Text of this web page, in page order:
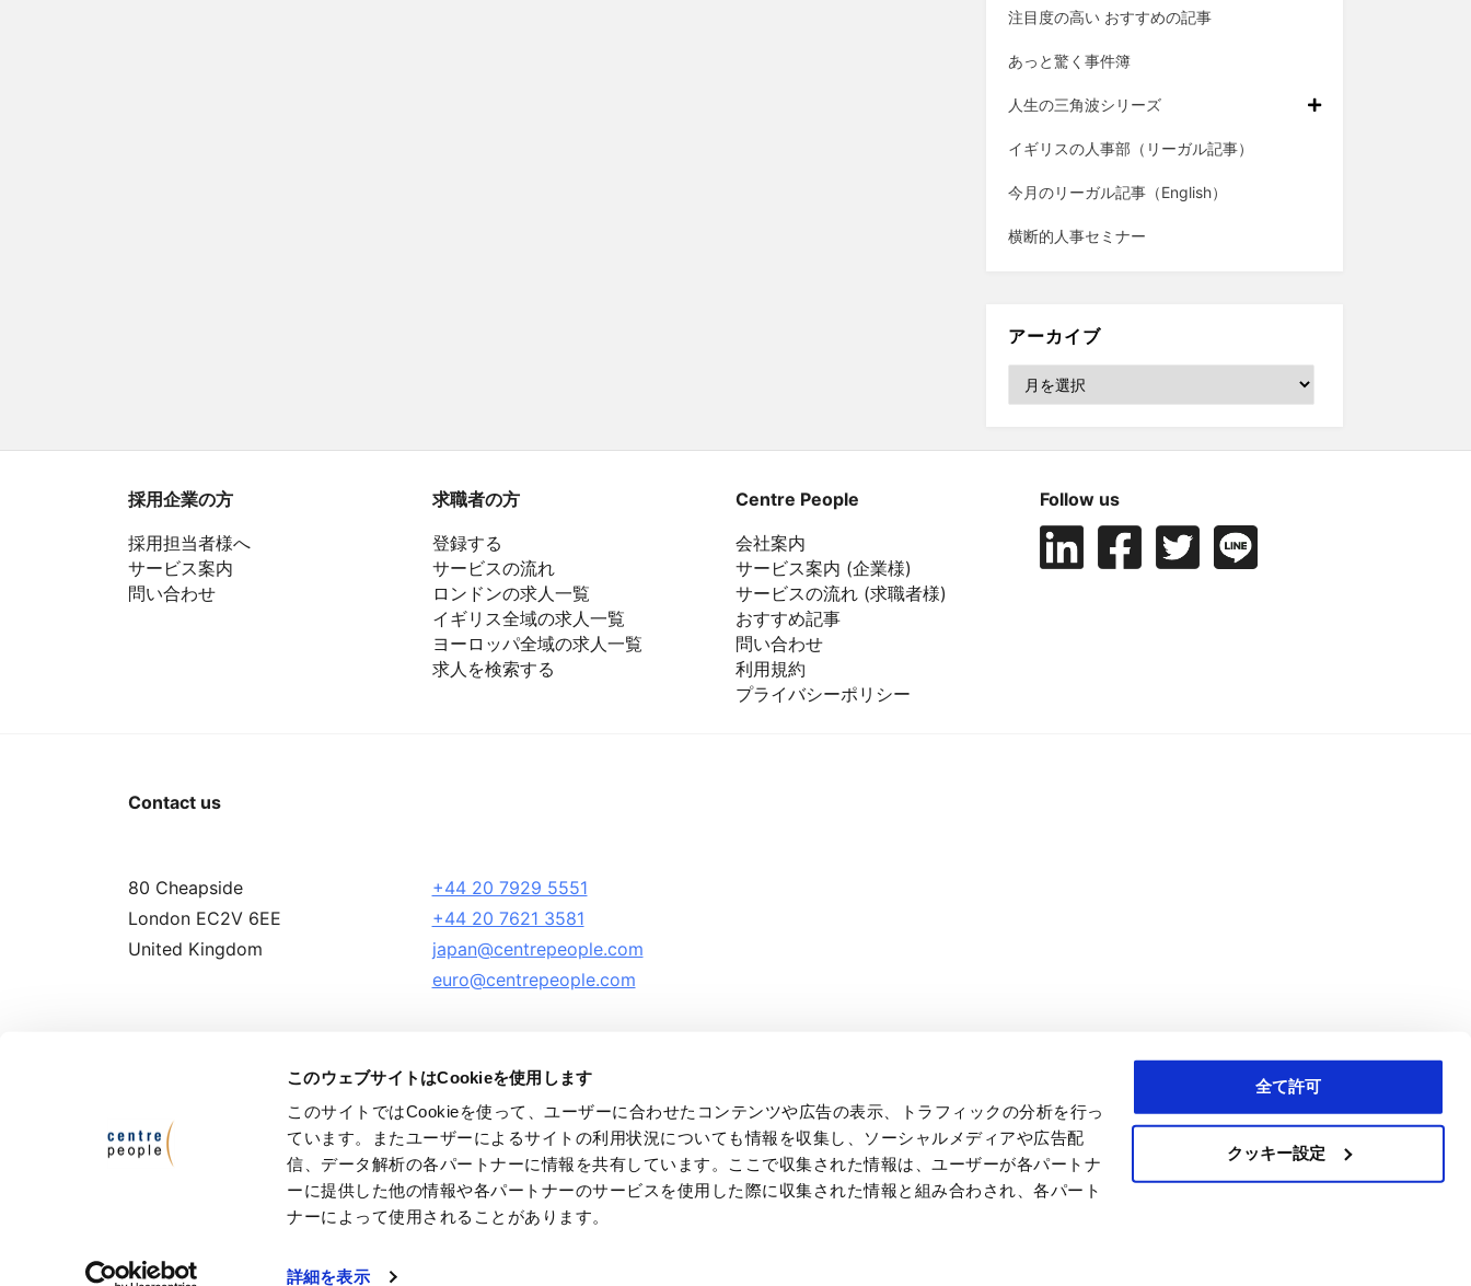
このウェブサイトはCookieを使用します
このサイトではCookieを使って、ユーザーに合わせたコンテンツや広告の表示、トラフィックの分析を行っ
ています。またユーザーによるサイトの利用状況についても情報を収集し、ソーシャルメディアや広告配
信、データ解析の各パートナーに情報を共有しています。ここで収集された情報は、ユーザーが各パートナ
ーに提供した他の情報や各パートナーのサービスを使用した際に収集された情報と組み合わされ、各パート
ナーによって使用されることがあります。
詳細を表示
全て許可
クッキー設定
注目度の高い おすすめの記事
あっと驚く事件簿
人生の三角波シリーズ
イギリスの人事部（リーガル記事）
今月のリーガル記事（English）
横断的人事セミナー
アーカイブ
ー
採用企業の方
採用担当者様へ
サービス案内
問い合わせ
求職者の方
登録する
サービスの流れ
ロンドンの求人一覧
イギリス全域の求人一覧
ヨーロッパ全域の求人一覧
求人を検索する
Centre People
会社案内
サービス案内 (企業様)
サービスの流れ (求職者様)
おすすめ記事
問い合わせ
利用規約
プライバシーポリシー
Follow us
Contact us
80 Cheapside
London EC2V 6EE
United Kingdom
+44 20 7929 5551
+44 20 7621 3581
japan@centrepeople.com
euro@centrepeople.com
Terms and Conditions Privacy Policy
© Centre People Appointments Ltd., All rights reserved.
Centre People is a member of the Recruitment and Employment Confederation (REC)
Centre People is a company registered in England and Wales with company number 3469059,